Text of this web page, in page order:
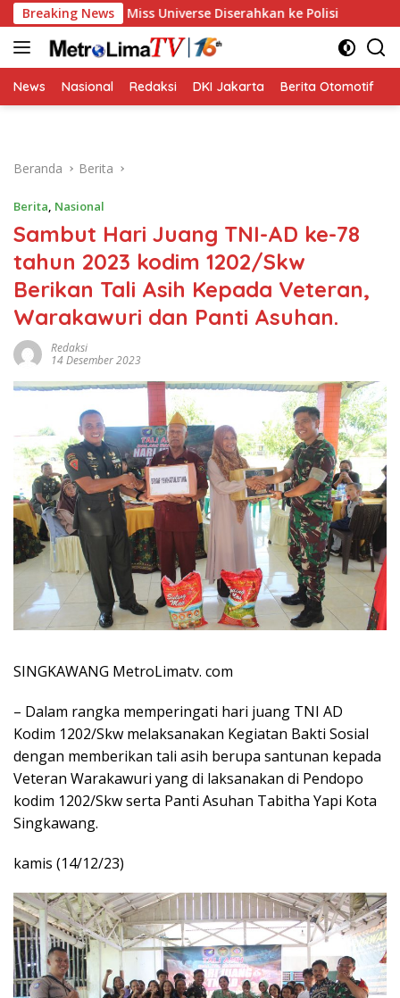
Langsung
ke
konten
Breaking NewsMiss Universe Diserahkan ke Polisi Golkar
News Nasional Redaksi DKI Jakarta Berita Otomotif
Beranda Berita
Berita, Nasional
Sambut Hari Juang TNI-AD ke-78
tahun 2023 kodim 1202/Skw
Berikan Tali Asih Kepada Veteran,
Warakawuri dan Panti Asuhan.
Redaksi
14 Desember 2023
SINGKAWANG MetroLimatv. com
– Dalam rangka memperingati hari juang TNI AD
Kodim 1202/Skw melaksanakan Kegiatan Bakti Sosial
dengan memberikan tali asih berupa santunan kepada
Veteran Warakawuri yang di laksanakan di Pendopo
kodim 1202/Skw serta Panti Asuhan Tabitha Yapi Kota
Singkawang.
kamis (14/12/23)